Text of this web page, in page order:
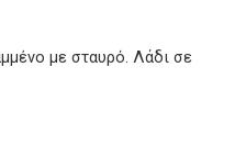
με σταυρό. Λάδι σε